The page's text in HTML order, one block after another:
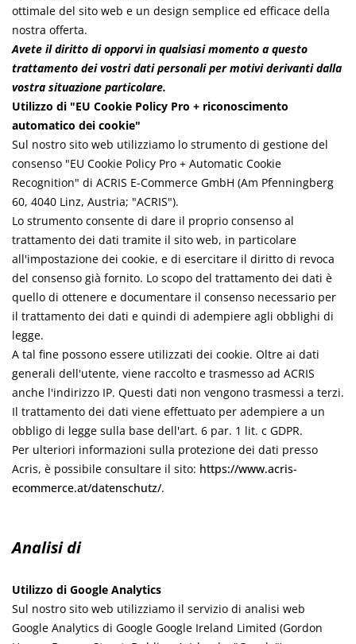
ottimale del sito web e un design semplice ed efficace della
nostra offerta.
Avete il diritto di opporvi in qualsiasi momento a questo
trattamento dei vostri dati personali per motivi derivanti dalla
vostra situazione particolare.
Utilizzo di "EU Cookie Policy Pro + riconoscimento
automatico dei cookie"
Sul nostro sito web utilizziamo lo strumento di gestione del
consenso "EU Cookie Policy Pro + Automatic Cookie
Recognition" di ACRIS E-Commerce GmbH (Am Pfenningberg
60, 4040 Linz, Austria; "ACRIS").
Lo strumento consente di dare il proprio consenso al
trattamento dei dati tramite il sito web, in particolare
all'impostazione dei cookie, e di esercitare il diritto di revoca
del consenso già fornito. Lo scopo del trattamento dei dati è
quello di ottenere e documentare il consenso necessario per
il trattamento dei dati e quindi di adempiere agli obblighi di
legge.
A tal fine possono essere utilizzati dei cookie. Oltre ai dati
generali dell'utente, viene raccolto e trasmesso ad ACRIS
anche l'indirizzo IP. Questi dati non vengono trasmessi a terzi.
Il trattamento dei dati viene effettuato per adempiere a un
obbligo di legge sulla base dell'art. 6 par. 1 lit. c GDPR.
Per ulteriori informazioni sulla protezione dei dati presso
Acris, è possibile consultare il sito: https://www.acris-
ecommerce.at/datenschutz/.
Analisi di
Utilizzo di Google Analytics
Sul nostro sito web utilizziamo il servizio di analisi web
Google Analytics di Google Google Ireland Limited (Gordon